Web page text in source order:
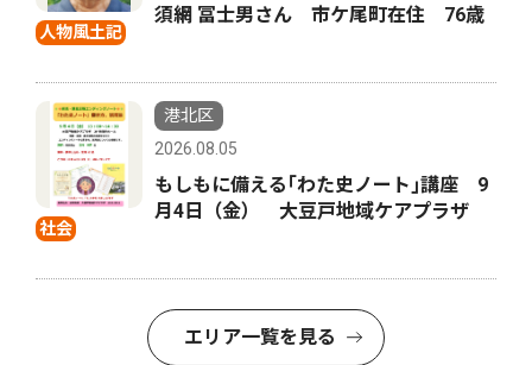
人物風土記
須網 冨士男さん 市ケ尾町在住 76歳
社会
港北区
2026.08.05
もしもに備える｢わた史ノート｣講座 9
月4日（金） 大豆戸地域ケアプラザ
エリア一覧を見る